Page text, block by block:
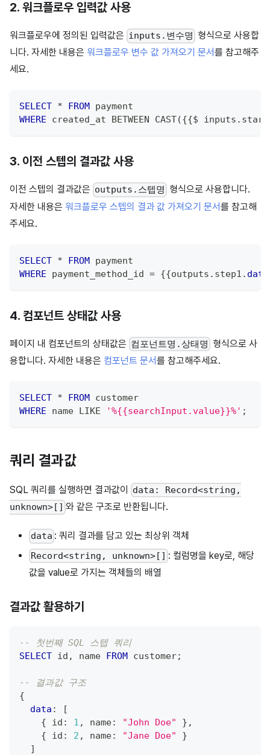
2. 워크플로우 입력값 사용
워크플로우에 정의된 입력값은 inputs.변수명 형식으로 사용합
니다. 자세한 내용은 워크플로우 변수 값 가져오기 문서를 참고해주
세요.
SELECT * FROM
payment
WHERE created_at BETWEEN CAST({{$ inputs .
3. 이전 스텝의 결과값 사용
이전 스텝의 결과값은 outputs.스텝명 형식으로 사용합니다.
자세한 내용은 워크플로우 스텝의 결과 값 가져오기 문서를 참고해
주세요.
SELECT * FROM payment
WHERE payment_method_id = {{outputs . step1 . data
4. 컴포넌트 상태값 사용
페이지 내 컴포넌트의 상태값은 컴포넌트명.상태명 형식으로 사
용합니다. 자세한 내용은 컴포넌트 문서를 참고해주세요.
SELECT * FROM customer
WHERE name LIKE '%{{searchInput.value}}%' ;
쿼리 결과값
SQL 쿼리를 실행하면 결과값이
data: Record<string,
unknown>[] 와 같은 구조로 반환됩니다.
data : 쿼리 결과를 담고 있는 최상위 객체
Record<string, unknown>[] : 컬럼명을 key로, 해당
값을 value로 가지는 객체들의 배열
결과값 활용하기
-- 첫번째 SQL 스텝 쿼리
SELECT id , name FROM customer;
-- 결과값 구조
{
data :
[
    { id:
1 , name: "John Doe" } ,
    { id:
2 , name: "Jane Doe"
}
]